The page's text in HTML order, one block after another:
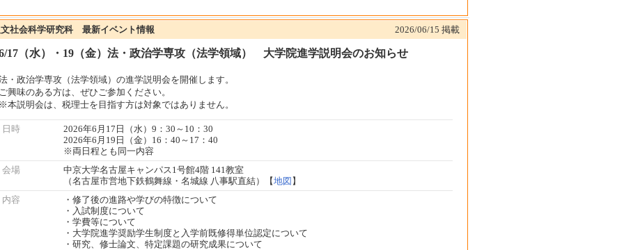
社会科学研究科 最新イベント情報 2026/06/15 掲載
17（水）・19（金）法・政治学専攻（法学領域） 大学院進学説明会のお知らせ
・政治学専攻（法学領域）の進学説明会を開催します。
興味のある方は、ぜひご参加ください。
本説明会は、税理士を目指す方は対象ではありません。
日時
2026年6月17日（水）9：30～10：30
2026年6月19日（金）16：40～17：40
※両日程とも同一内容
会場
中京大学名古屋キャンパス1号館4階 141教室
（名古屋市営地下鉄鶴舞線・名城線 八事駅直結）【地図 】
内容
・修了後の進路や学びの特徴について
・入試制度について
・学費等について
・大学院進学奨励学生制度と入学前既修得単位認定について
・研究、修士論文、特定課題の研究成果について